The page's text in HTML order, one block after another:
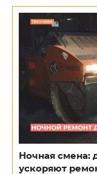
Ночная смена:
ускоряют